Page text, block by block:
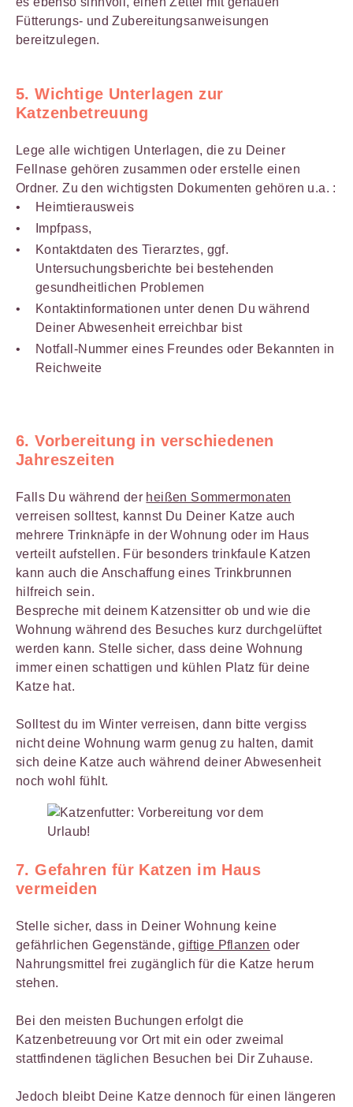
Fütterungs- und Zubereitungsanweisungen
bereitzulegen.
5. Wichtige Unterlagen zur
Katzenbetreuung
Lege alle wichtigen Unterlagen, die zu Deiner
Fellnase gehören zusammen oder erstelle einen
Ordner. Zu den wichtigsten Dokumenten gehören u.a. :
Heimtierausweis
Impfpass,
Kontaktdaten des Tierarztes, ggf.
Untersuchungsberichte bei bestehenden
gesundheitlichen Problemen
Kontaktinformationen unter denen Du während
Deiner Abwesenheit erreichbar bist
Notfall-Nummer eines Freundes oder Bekannten in
Reichweite
6. Vorbereitung in verschiedenen
Jahreszeiten
Falls Du während der heißen Sommermonaten
verreisen solltest, kannst Du Deiner Katze auch
mehrere Trinknäpfe in der Wohnung oder im Haus
verteilt aufstellen. Für besonders trinkfaule Katzen
kann auch die Anschaffung eines Trinkbrunnen
hilfreich sein.
Bespreche mit deinem Katzensitter ob und wie die
Wohnung während des Besuches kurz durchgelüftet
werden kann. Stelle sicher, dass deine Wohnung
immer einen schattigen und kühlen Platz für deine
Katze hat.
Solltest du im Winter verreisen, dann bitte vergiss
nicht deine Wohnung warm genug zu halten, damit
sich deine Katze auch während deiner Abwesenheit
noch wohl fühlt.
7. Gefahren für Katzen im Haus
vermeiden
Stelle sicher, dass in Deiner Wohnung keine
gefährlichen Gegenstände,giftige Pflanzen oder
Nahrungsmittel frei zugänglich für die Katze herum
stehen.
Bei den meisten Buchungen erfolgt die
Katzenbetreuung vor Ort mit ein oder zweimal
stattfindenen täglichen Besuchen bei Dir Zuhause.
Jedoch bleibt Deine Katze dennoch für einen längeren